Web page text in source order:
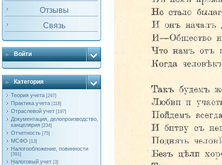
Отзывы
Связь
Войти
Категория
Теория учета [297]
Практика учета [118]
Отраслевой учет [197]
Документация, делопроизводство,
канцелярия [234]
Отчетность [75]
МСФО [13]
Налогообложение, повинности
[391]
Налоговый учет [3]